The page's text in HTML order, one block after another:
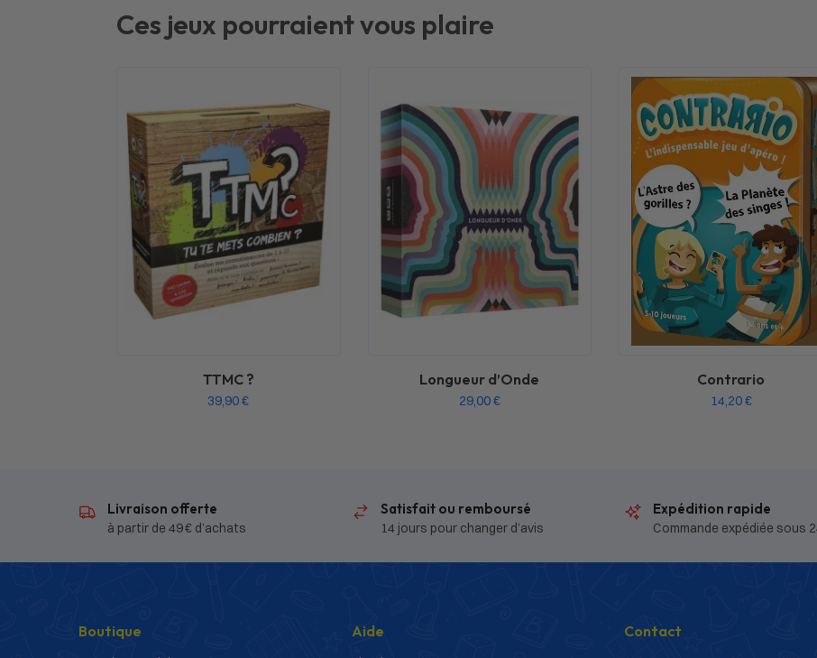
Ces jeux pourraient vous plaire
TTMC ?
39,90€
Longueur d’Onde
29,00€
Contrario
14,20€
Livraison offerte
à partir de 49 € d’achats
Satisfait ou remboursé
14 jours pour changer d’avis
Expédition rapide
Commande expédiée sous
Boutique Aide Contact